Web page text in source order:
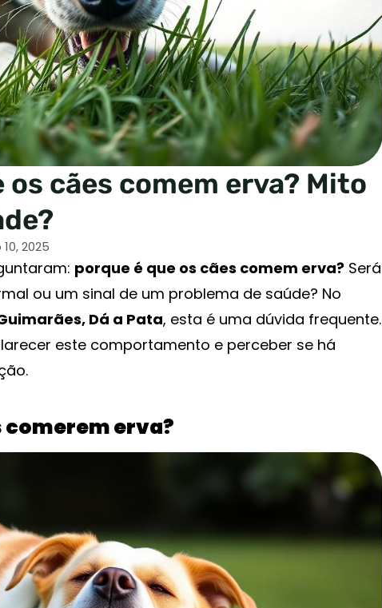
os cães comem erva? Mito
2025
porque é que os cães comem erva? Será
ou um sinal de um problema de saúde? No
Dá a Pata, esta é uma dúvida frequente.
este comportamento e perceber se há
comerem erva?